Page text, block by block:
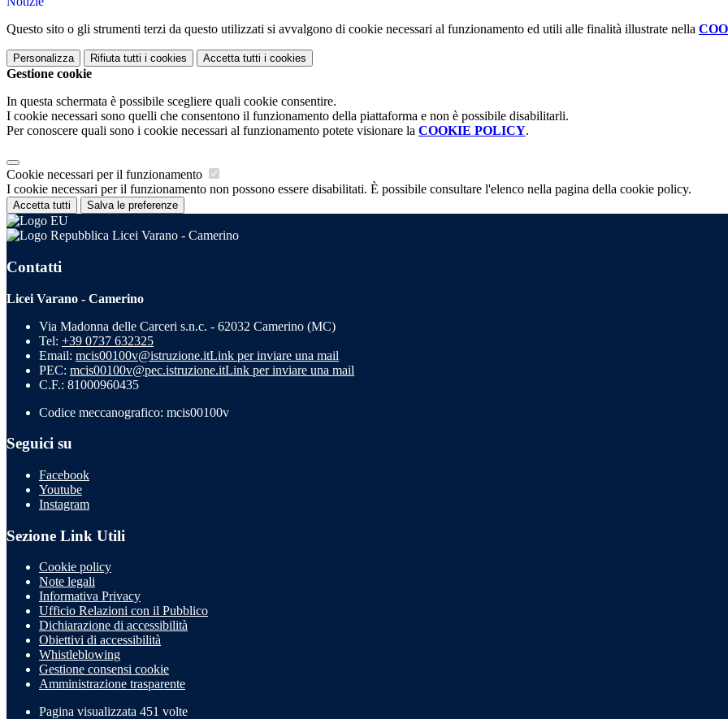
Questo sito o gli strumenti terzi da questo utilizzati si avvalgono di cookie necessari al funzionamento ed utili alle finalità illustrate nella
Personalizza Rifiuta tutti i cookies Accetta tutti i cookies
Gestione cookie
In questa schermata è possibile scegliere quali cookie consentire.
I cookie necessari sono quelli che consentono il funzionamento della piattaforma e non è possibile disabilitarli.
Per conoscere quali sono i cookie necessari al funzionamento potete visionare la COOKIE POLICY.
Cookie necessari per il funzionamento
I cookie necessari per il funzionamento non possono essere disabilitati. È possibile consultare l'elenco nella pagina della cookie policy.
Accetta tutti Salva le preferenze
Licei Varano - Camerino
Contatti
Licei Varano - Camerino
Via Madonna delle Carceri s.n.c. - 62032 Camerino (MC)
Tel: +39 0737 632325
Email: mcis00100v@istruzione.itLink per inviare una mail
PEC: mcis00100v@pec.istruzione.itLink per inviare una mail
C.F.: 81000960435
Codice meccanografico: mcis00100v
Seguici su
Facebook
Youtube
Instagram
Sezione Link Utili
Cookie policy
Note legali
Informativa Privacy
Ufficio Relazioni con il Pubblico
Dichiarazione di accessibilità
Obiettivi di accessibilità
Whistleblowing
Gestione consensi cookie
Amministrazione trasparente
Pagina visualizzata 451 volte